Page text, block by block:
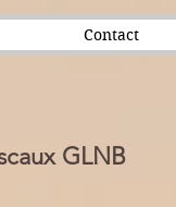
Contact
GLNB